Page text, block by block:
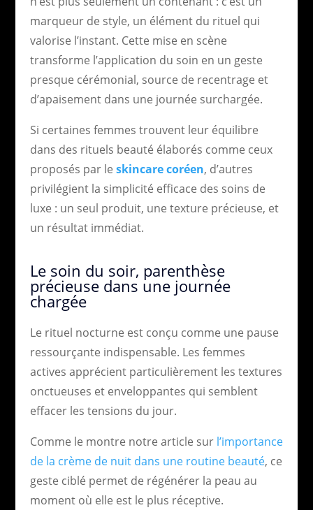
marqueur de style, un élément du rituel qui
valorise l’instant. Cette mise en scène
transforme l’application du soin en un geste
presque cérémonial, source de recentrage et
d’apaisement dans une journée surchargée.
Si certaines femmes trouvent leur équilibre
dans des rituels beauté élaborés comme ceux
proposés par le skincare coréen, d’autres
privilégient la simplicité efficace des soins de
luxe : un seul produit, une texture précieuse, et
un résultat immédiat.
Le soin du soir, parenthèse
précieuse dans une journée
chargée
Le rituel nocturne est conçu comme une pause
ressourçante indispensable. Les femmes
actives apprécient particulièrement les textures
onctueuses et enveloppantes qui semblent
effacer les tensions du jour.
Comme le montre notre article sur l’importance
de la crème de nuit dans une routine beauté, ce
geste ciblé permet de régénérer la peau au
moment où elle est le plus réceptive.